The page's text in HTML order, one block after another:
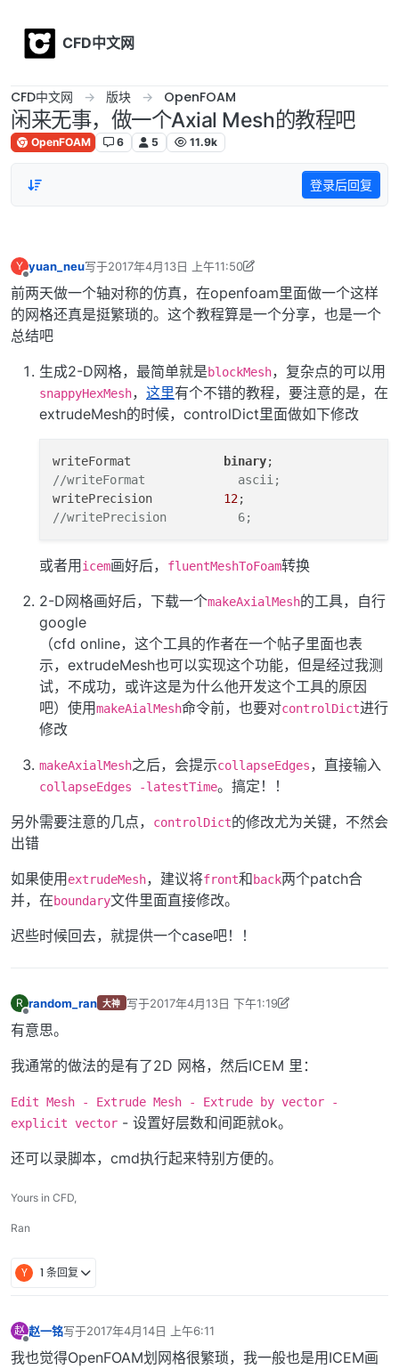
CFD中文网
CFD中文网 版块 OpenFOAM
闲来无事，做一个Axial Mesh的教程吧
OpenFOAM 6 5 11.9k
登录后回复
Y yuan_neu写于2017年4月13日 上午11:50
最后由 李东岳 编辑 2020年9月14日 下午1:54
前两天做一个轴对称的仿真，在openfoam里面做一个这样
的网格还真是挺繁琐的。这个教程算是一个分享，也是一个
总结吧
生成2-D网格，最简单就是blockMesh，复杂点的可以用
snappyHexMesh， 这里有个不错的教程，要注意的是，在
extrudeMesh的时候，controlDict里面做如下修改
writeFormat binary
//writeFormat             ascii;
writePrecision 12
//writePrecision          6;
或者用 icem画好后， fluentMeshToFoam转换
2-D网格画好后，下载一个makeAxialMesh的工具，自行
google
（cfd online，这个工具的作者在一个帖子里面也表
示，extrudeMesh也可以实现这个功能，但是经过我测
试，不成功，或许这是为什么他开发这个工具的原因
吧）使用makeAialMesh命令前，也要对controlDict进行
修改
makeAxialMesh之后，会提示collapseEdges，直接输入
collapseEdges -latestTime。搞定！！
另外需要注意的几点，
controlDict的修改尤为关键，不然会
出错
如果使用 extrudeMesh，建议将front和back两个patch合
并，在boundary文件里面直接修改。
迟些时候回去，就提供一个case吧！！
R
离线
random_ran 大神 写于2017年4月13日 下午1:19
最后由 李东岳 编辑 2020年9月14日 下午1:55
有意思。
我通常的做法的是有了2D 网格，然后ICEM 里：
Edit Mesh - Extrude Mesh - Extrude by vector -
explicit vector - 设置好层数和间距就ok。
还可以录脚本，cmd执行起来特别方便的。
Yours in CFD,
Ran
Y 1 条回复
赵
离线
赵一铭写于2017年4月14日 上午6:11
最后由 编辑
我也觉得OpenFOAM划网格很繁琐，我一般也是用ICEM画